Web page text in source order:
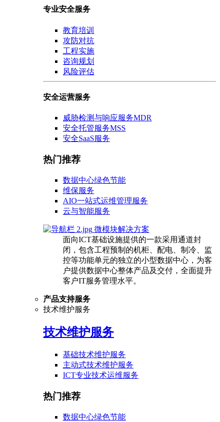
专业安全服务
教育培训
攻防对抗
工程实施
咨询规划
风险评估
安全运营服务
威胁检测与响应服务MDR
安全托管服务MSS
安全SaaS服务
热门推荐
数据中心绿色节能
维保服务
AIO一站式运维管理服务
云与智能服务
微模块解决方案
面向ICT基础设施提供的一款采用通道封
闭，包含工程预制的机柜、配电、制冷、监
控等功能单元的独立的小型数据中心，为客
户提供数据中心整体产品及交付，全面提升
客户IT服务管理水平。
产品支持服务
技术维护服务
技术维护服务
基础技术维护服务
主动式技术维护服务
ICT专业技术运维服务
热门推荐
数据中心绿色节能